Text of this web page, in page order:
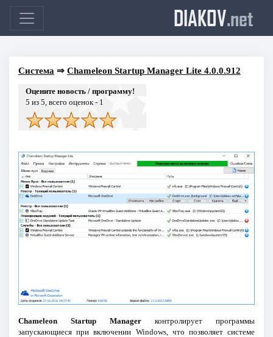
DIAKOV.net
Система ⇒ Chameleon Startup Manager Lite 4.0.0.912
Оцените новость / программу!
5 из 5, всего оценок - 1
Chameleon Startup Manager контролирует программы
запускающиеся при включении Windows, что позволяет системе